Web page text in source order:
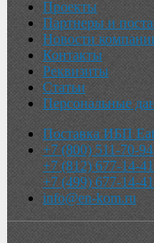
Проекты
Партнеры и
Новости
Контакты
Реквизиты
Статьи
Персональные
Поставка ИБП
+7 (800) 511-70-94
+7 (812) 677-14-41
+7 (499) 677-14-41
info@en-kom.ru